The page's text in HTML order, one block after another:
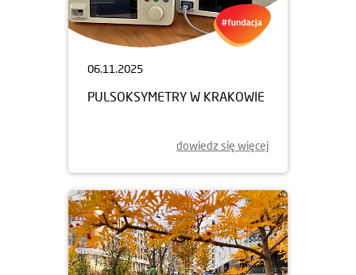
06.11.2025
PULSOKSYMETRY W KRAKOWIE
dowiedz się więcej